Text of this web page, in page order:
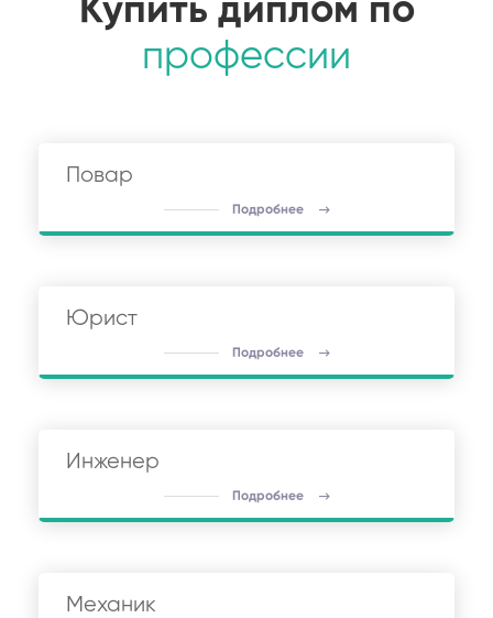
Купить диплом по
профессии
Повар
Подробнее
Юрист
Подробнее
Инженер
Подробнее
Механик